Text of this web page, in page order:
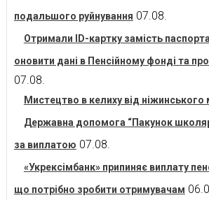
подальшого руйнування 07.08.
Отримали ID-картку замість
оновити дані в Пенсійному фонді та
07.08.
Мистецтво в келиху від ніжинського
Державна допомога “Пакунок
за виплатою 07.08.
«Укрексімбанк» припиняє виплату
що потрібно зробити отримувачам